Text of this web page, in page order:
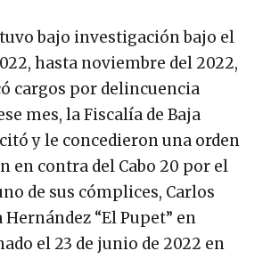
bajo investigación bajo el
hasta noviembre del 2022,
cargos por delincuencia
mes, la Fiscalía de Baja
y le concedieron una orden
en contra del Cabo 20 por el
de sus cómplices, Carlos
“El Pupet” en
el 23 de junio de 2022 en